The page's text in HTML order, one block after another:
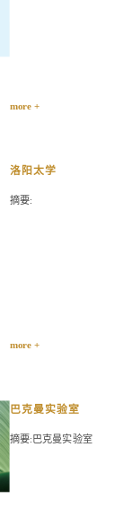
more +
洛阳太学
摘要:
more +
巴克曼实验室
摘要:巴克曼实验室